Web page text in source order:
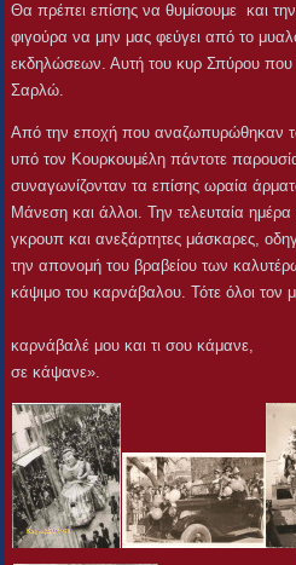
Θα πρέπει επίσης να θυμίσουμε και
φιγούρα να μην μας φεύγει από το
εκδηλώσεων. Αυτή του κυρ Σπύρου που
Σαρλώ.
Από την εποχή που αναζωπυρώθηκαν
υπό τον Κουρκουμέλη πάντοτε
συναγωνίζονταν τα επίσης ωραία
Μάνεση και άλλοι. Την τελευταία
γκρουπ και ανεξάρτητες μάσκαρες,
την απονομή του βραβείου των
κάψιμο του καρνάβαλου. Τότε όλοι
καρνάβαλέ μου και τι σου
σε κάψανε».